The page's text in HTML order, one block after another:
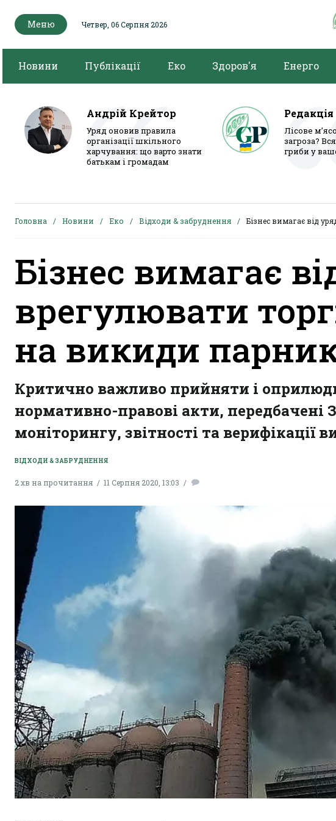
Меню Четвер, 06 Серпня 2026
Новини Публікації Еко Здоров'я Енерго
Андрій Крейтор
Уряд оновив правила
організації шкільного
харчування: що варто знати
батькам і громадам
Редакція
Лісове
загроза?
гриби у
Головна Новини Еко Відходи & забруднення Бізнес вимагає від
Бізнес вимагає
врегулювати
на викиди
Критично важливо прийняти і
нормативно-правові акти,
моніторингу, звітності та верифікації
ВІДХОДИ & ЗАБРУДНЕННЯ
2 хв на прочитання 11 Серпня 2020, 13:03